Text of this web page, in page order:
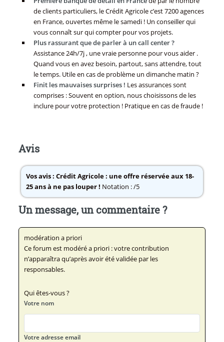
de clients particuliers, le Crédit Agricole c’est 7200 agences
en France, ouvertes même le samedi ! Un conseiller qui
vous connaît sur qui compter pour vos projets.
Plus rassurant que de parler à un call center ?
Assistance 24h/7j , une vraie personne pour vous aider .
Quand vous en avez besoin, partout, sans attendre, tout
le temps. Utile en cas de problème un dimanche matin ?
Finit les mauvaises surprises ! Les assurances sont
comprises : Souvent en option, nous choisissons de les
inclure pour votre protection ! Pratique en cas de fraude !
Avis
Vos avis : Crédit Agricole : une offre réservée aux 18-
25 ans à ne pas louper ! Notation : /5
Un message, un commentaire ?
modération a priori
Ce forum est modéré a priori : votre contribution
n’apparaîtra qu’après avoir été validée par les
responsables.
Qui êtes-vous ?
Votre nom
Votre adresse email